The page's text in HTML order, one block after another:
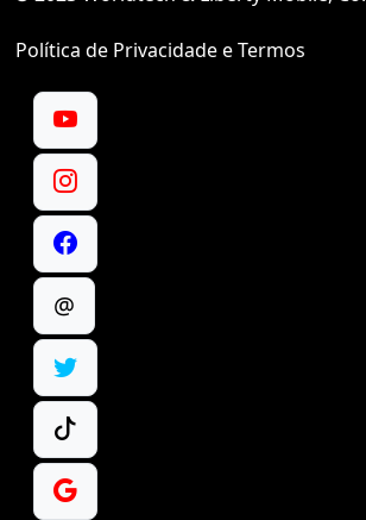
Política de Privacidade e Termos
@